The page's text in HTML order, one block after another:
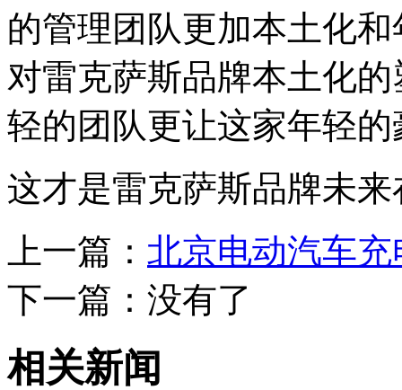
的管理团队更加本土化
对雷克萨斯品牌本土化
轻的团队更让这家年轻
这才是雷克萨斯品牌未
上一篇： 北京电动汽车
下一篇：没有了
相关新闻